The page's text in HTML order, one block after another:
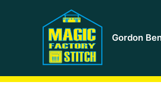
Gordon